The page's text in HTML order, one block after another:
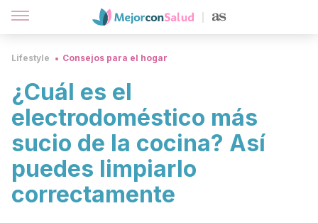
Lifestyle Consejos para el hogar
¿Cuál es el
electrodoméstico más
sucio de la cocina? Así
puedes limpiarlo
correctamente